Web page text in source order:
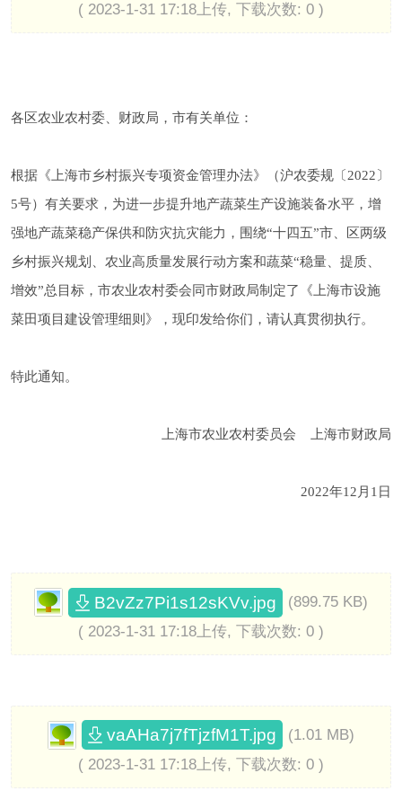
( 2023-1-31 17:18上传, 下载次数: 0 )
各区农业农村委、财政局，市有关单位：
根据《上海市乡村振兴专项资金管理办法》（沪农委规〔2022〕
5号）有关要求，为进一步提升地产蔬菜生产设施装备水平，增
强地产蔬菜稳产保供和防灾抗灾能力，围绕“十四五”市、区两级
乡村振兴规划、农业高质量发展行动方案和蔬菜“稳量、提质、
增效”总目标，市农业农村委会同市财政局制定了《上海市设施
菜田项目建设管理细则》，现印发给你们，请认真贯彻执行。
特此通知。
上海市农业农村委员会 上海市财政局
2022年12月1日
B2vZz7Pi1s12sKVv.jpg
(899.75 KB)
( 2023-1-31 17:18上传, 下载次数: 0 )
vaAHa7j7fTjzfM1T.jpg
(1.01 MB)
( 2023-1-31 17:18上传, 下载次数: 0 )